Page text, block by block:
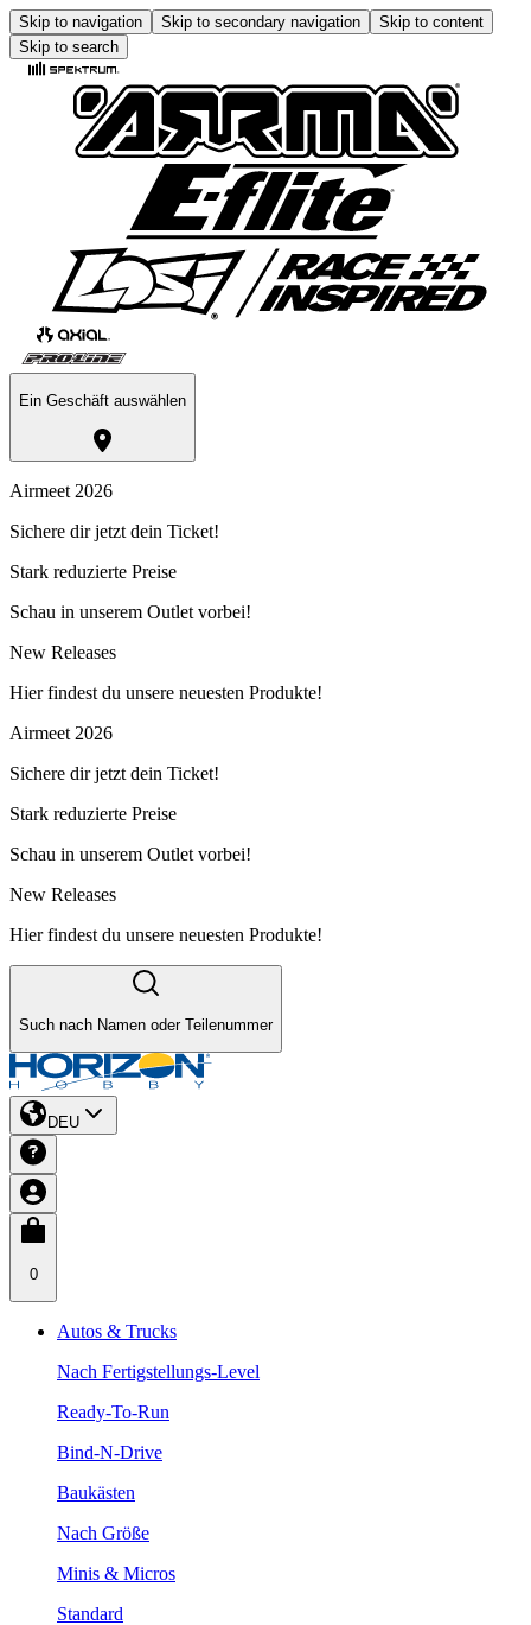
Skip to navigation Skip to secondary navigation
Skip to content
Skip to search
Ein Geschäft auswählen
Airmeet 2026
Sichere dir jetzt dein Ticket!
Stark reduzierte Preise
Schau in unserem Outlet vorbei!
New Releases
Hier findest du unsere neuesten Produkte!
Airmeet 2026
Sichere dir jetzt dein Ticket!
Stark reduzierte Preise
Schau in unserem Outlet vorbei!
New Releases
Hier findest du unsere neuesten Produkte!
Such nach Namen oder Teilenummer
DEU
0
Autos & Trucks
Nach Fertigstellungs-Level
Ready-To-Run
Bind-N-Drive
Baukästen
Nach Größe
Minis & Micros
Standard